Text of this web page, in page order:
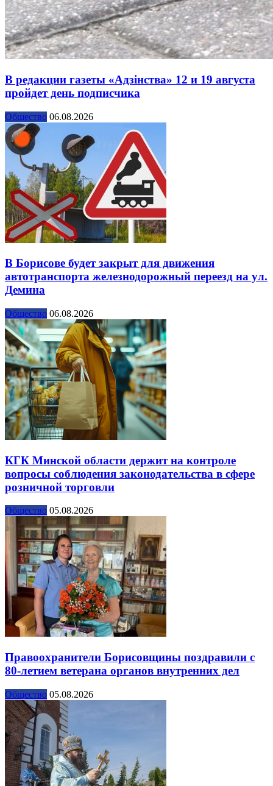
В редакции газеты «Адзінства» 12 и 19 августа
пройдет день подписчика
Общество 06.08.2026
В Борисове будет закрыт для движения
автотранспорта железнодорожный переезд на ул.
Демина
Общество 06.08.2026
КГК Минской области держит на контроле
вопросы соблюдения законодательства в сфере
розничной торговли
Общество 05.08.2026
Правоохранители Борисовщины поздравили с
80-летием ветерана органов внутренних дел
Общество 05.08.2026